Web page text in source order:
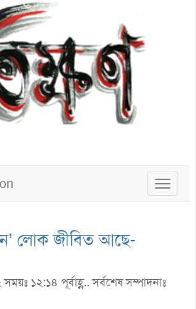
Toggle
লোক জীবিত আছে-
১২:১৪ পূর্বাহ্ণ.. সর্বশেষ সম্পাদনাঃ